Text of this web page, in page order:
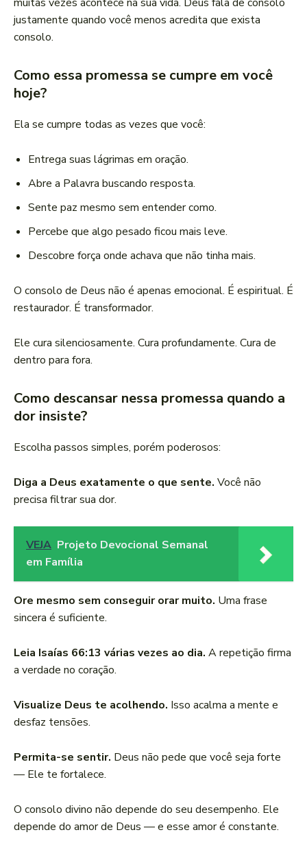
justamente quando você menos acredita que exista
consolo.
Como essa promessa se cumpre em você
hoje?
Ela se cumpre todas as vezes que você:
Entrega suas lágrimas em oração.
Abre a Palavra buscando resposta.
Sente paz mesmo sem entender como.
Percebe que algo pesado ficou mais leve.
Descobre força onde achava que não tinha mais.
O consolo de Deus não é apenas emocional. É espiritual. É
restaurador. É transformador.
Ele cura silenciosamente. Cura profundamente. Cura de
dentro para fora.
Como descansar nessa promessa quando a
dor insiste?
Escolha passos simples, porém poderosos:
Diga a Deus exatamente o que sente. Você não
precisa filtrar sua dor.
VEJA Projeto Devocional Semanal
em Família
Ore mesmo sem conseguir orar muito. Uma frase
sincera é suficiente.
Leia Isaías 66:13 várias vezes ao dia. A repetição firma
a verdade no coração.
Visualize Deus te acolhendo. Isso acalma a mente e
desfaz tensões.
Permita-se sentir. Deus não pede que você seja forte
— Ele te fortalece.
O consolo divino não depende do seu desempenho. Ele
depende do amor de Deus — e esse amor é constante.